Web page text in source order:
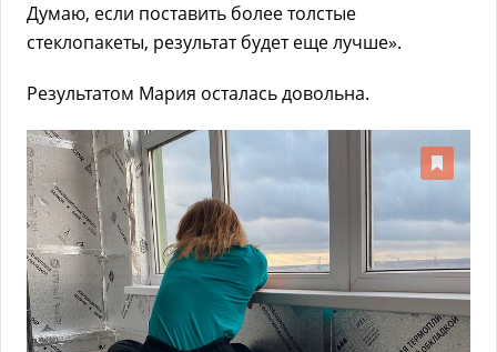
Думаю, если поставить более толстые
стеклопакеты, результат будет еще лучше».
Результатом Мария осталась довольна.